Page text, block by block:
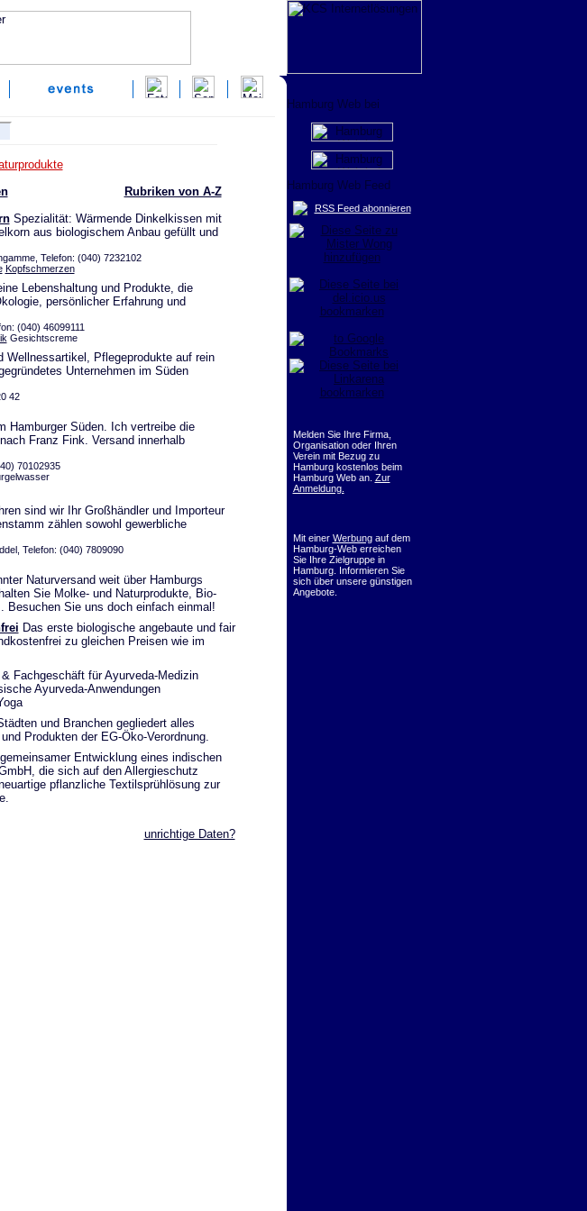
Rubriken von A-Z
Spezialität: Wärmende Dinkelkissen mit
aus biologischem Anbau gefüllt und
Telefon: (040) 7232102
Kopfschmerzen
Lebenshaltung und Produkte, die
persönlicher Erfahrung und
(040) 46099111
Gesichtscreme
Wellnessartikel, Pflegeprodukte auf rein
Unternehmen im Süden
42
Hamburger Süden. Ich vertreibe die
Franz Fink. Versand innerhalb
70102935
sind wir Ihr Großhändler und Importeur
zählen sowohl gewerbliche
Telefon: (040) 7809090
Naturversand weit über Hamburgs
Sie Molke- und Naturprodukte, Bio-
Besuchen Sie uns doch einfach einmal!
Das erste biologische angebaute und fair
zu gleichen Preisen wie im
Fachgeschäft für Ayurveda-Medizin
Ayurveda-Anwendungen
und Branchen gegliedert alles
Produkten der EG-Öko-Verordnung.
Entwicklung eines indischen
die sich auf den Allergieschutz
pflanzliche Textilsprühlösung zur
unrichtige Daten?
RSS Feed abonnieren
Melden Sie Ihre Firma,
Organisation oder Ihren
Verein mit Bezug zu
Hamburg kostenlos beim
Hamburg Web an. Zur
Anmeldung.
Mit einer Werbungauf dem
Hamburg-Web erreichen
Sie Ihre Zielgruppe in
Hamburg. Informieren Sie
sich über unsere günstigen
Angebote.